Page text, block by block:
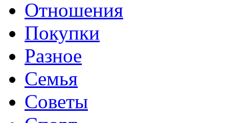
Отношения
Покупки
Разное
Семья
Советы